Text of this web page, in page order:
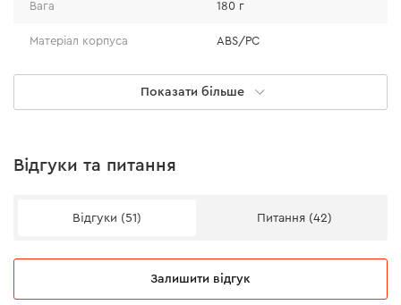
Вага 180 г
Матеріал корпуса ABS/PC
Наявність магніту є
Індикатор заряду батареї є
Максимальна потужність 60 W
Показати більше
Відгуки та питання
Відгуки (51) Питання (42)
Залишити відгук